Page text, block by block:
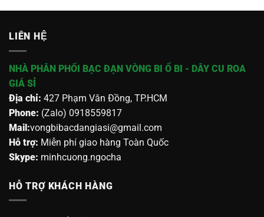
LIÊN HỆ
NHÀ PHÂN PHỐI BẠC ĐẠN VÒNG BI Ổ BI - DÂY CU ROA
GIÁ SỈ
Địa chỉ: 427 Phạm Văn Đồng, TP.HCM
Phone: (Zalo) 0918559817
Mail:vongbibacdangiasi@gmail.com
Hỗ trợ: Miễn phí giao hàng Toàn Quốc
Skype: minhcuong.ngocha
HỖ TRỢ KHÁCH HÀNG